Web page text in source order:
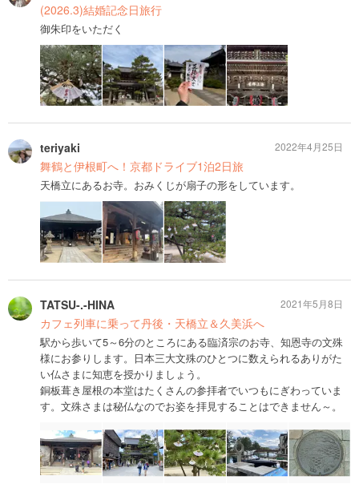
(2026.3)結婚記念日旅行
御朱印をいただく
teriyaki
舞鶴と伊根町へ！京都ドライブ1泊2日旅
天橋立にあるお寺。おみくじが扇子の形をしています。
2022年4月25日
TATSU-.-HINA
カフェ列車に乗って丹後・天橋立＆久美浜へ
駅から歩いて5～6分のところにある臨済宗のお寺、知恩寺の文殊
様にお参りします。日本三大文殊のひとつに数えられるありがた
い仏さまに知恵を授かりましょう。
銅板葺き屋根の本堂はたくさんの参拝者でいつもにぎわっていま
す。文殊さまは秘仏なのでお姿を拝見することはできません～。
2021年5月8日